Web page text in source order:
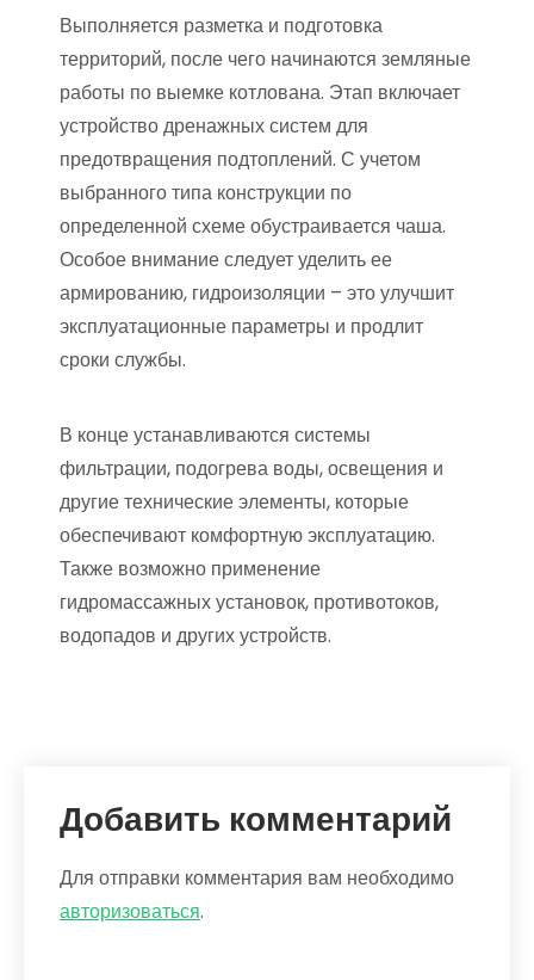
Выполняется разметка и подготовка
территорий, после чего начинаются земляные
работы по выемке котлована. Этап включает
устройство дренажных систем для
предотвращения подтоплений. С учетом
выбранного типа конструкции по
определенной схеме обустраивается чаша.
Особое внимание следует уделить ее
армированию, гидроизоляции – это улучшит
эксплуатационные параметры и продлит
сроки службы.
В конце устанавливаются системы
фильтрации, подогрева воды, освещения и
другие технические элементы, которые
обеспечивают комфортную эксплуатацию.
Также возможно применение
гидромассажных установок, противотоков,
водопадов и других устройств.
Добавить комментарий
Для отправки комментария вам необходимо
авторизоваться.